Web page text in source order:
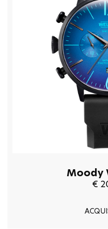
Moody
€